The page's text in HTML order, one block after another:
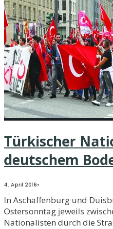
Türkischer
deutschem
4. April 2016•
In Aschaffenburg und
Ostersonntag jeweils
Nationalisten durch die